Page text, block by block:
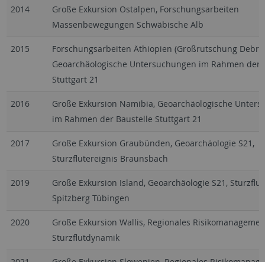
2014
Große Exkursion Ostalpen, Forschungsarbeiten
Massenbewegungen Schwäbische Alb
2015
Forschungsarbeiten Äthiopien (Großrutschung Debre
Geoarchäologische Untersuchungen im Rahmen der
Stuttgart 21
2016
Große Exkursion Namibia, Geoarchäologische
im Rahmen der Baustelle Stuttgart 21
2017
Große Exkursion Graubünden, Geoarchäologie S21,
Sturzflutereignis Braunsbach
2019
Große Exkursion Island, Geoarchäologie S21,
Spitzberg Tübingen
2020
Große Exkursion Wallis, Regionales
Sturzflutdynamik